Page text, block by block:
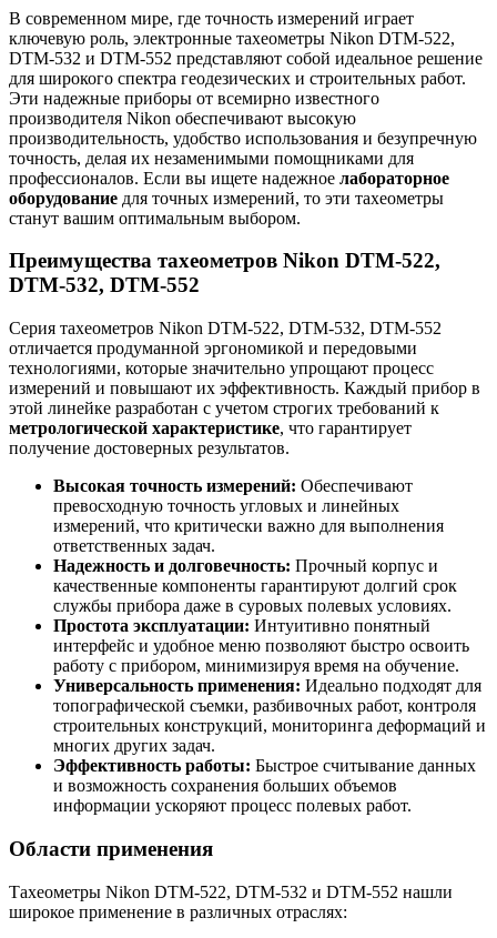
В современном мире, где точность измерений играет
ключевую роль, электронные тахеометры Nikon DTM-522,
DTM-532 и DTM-552 представляют собой идеальное решение
для широкого спектра геодезических и строительных работ.
Эти надежные приборы от всемирно известного
производителя Nikon обеспечивают высокую
производительность, удобство использования и безупречную
точность, делая их незаменимыми помощниками для
профессионалов. Если вы ищете надежное лабораторное
оборудование для точных измерений, то эти тахеометры
станут вашим оптимальным выбором.
Преимущества тахеометров Nikon DTM-522,
DTM-532, DTM-552
Серия тахеометров Nikon DTM-522, DTM-532, DTM-552
отличается продуманной эргономикой и передовыми
технологиями, которые значительно упрощают процесс
измерений и повышают их эффективность. Каждый прибор в
этой линейке разработан с учетом строгих требований к
метрологической характеристике, что гарантирует
получение достоверных результатов.
Высокая точность измерений: Обеспечивают
превосходную точность угловых и линейных
измерений, что критически важно для выполнения
ответственных задач.
Надежность и долговечность: Прочный корпус и
качественные компоненты гарантируют долгий срок
службы прибора даже в суровых полевых условиях.
Простота эксплуатации: Интуитивно понятный
интерфейс и удобное меню позволяют быстро освоить
работу с прибором, минимизируя время на обучение.
Универсальность применения: Идеально подходят для
топографической съемки, разбивочных работ, контроля
строительных конструкций, мониторинга деформаций и
многих других задач.
Эффективность работы: Быстрое считывание данных
и возможность сохранения больших объемов
информации ускоряют процесс полевых работ.
Области применения
Тахеометры Nikon DTM-522, DTM-532 и DTM-552 нашли
широкое применение в различных отраслях: